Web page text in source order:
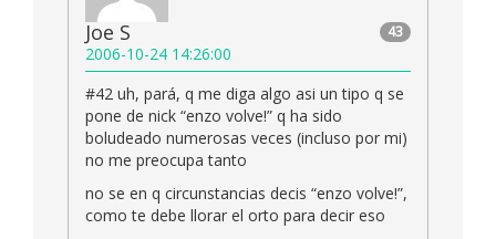
43
Joe S
2006-10-24 14:26:00
#42 uh, pará, q me diga algo asi un tipo q se
pone de nick “enzo volve!” q ha sido
boludeado numerosas veces (incluso por mi)
no me preocupa tanto
no se en q circunstancias decis “enzo volve!”,
como te debe llorar el orto para decir eso